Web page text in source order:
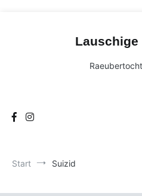
Lauschige
Start Suizid